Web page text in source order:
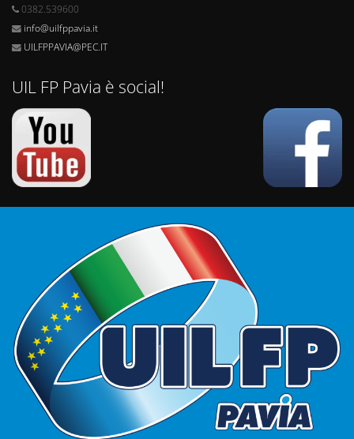
0382.539600
info@uilfppavia.it
UILFPPAVIA@PEC.IT
UIL FP Pavia è social!